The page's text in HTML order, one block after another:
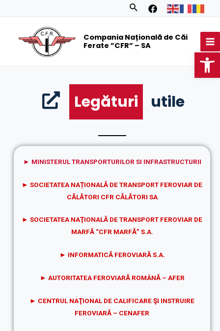
Search
Compania Națională de Căi
Ferate ”CFR” – SA
Legături utile
► MINISTERUL TRANSPORTURILOR SI INFRASTRUCTURII
►SOCIETATEA NAȚIONALĂ DE TRANSPORT FEROVIAR DE
CĂLĂTORI CFR CĂLĂTORI SA
►SOCIETATEA NAŢIONALĂ DE TRANSPORT FEROVIAR DE
MARFĂ “CFR MARFĂ” S.A.
► INFORMATICĂ FEROVIARĂ S.A.
► AUTORITATEA FEROVIARĂ ROMÂNĂ – AFER
► CENTRUL NAŢIONAL DE CALIFICARE ŞI INSTRUIRE
FEROVIARĂ – CENAFER